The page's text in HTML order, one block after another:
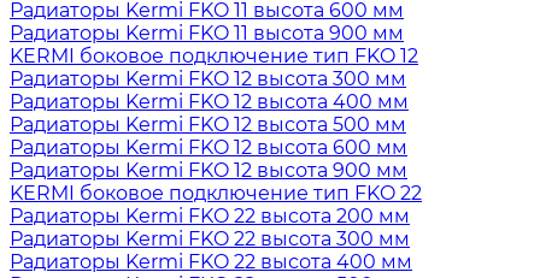
Радиаторы Kermi FKO 11 высота 600 мм
Радиаторы Kermi FKO 11 высота 900 мм
KERMI боковое подключение тип FKO 12
Радиаторы Kermi FKO 12 высота 300 мм
Радиаторы Kermi FKO 12 высота 400 мм
Радиаторы Kermi FKO 12 высота 500 мм
Радиаторы Kermi FKO 12 высота 600 мм
Радиаторы Kermi FKO 12 высота 900 мм
KERMI боковое подключение тип FKO 22
Радиаторы Kermi FKO 22 высота 200 мм
Радиаторы Kermi FKO 22 высота 300 мм
Радиаторы Kermi FKO 22 высота 400 мм